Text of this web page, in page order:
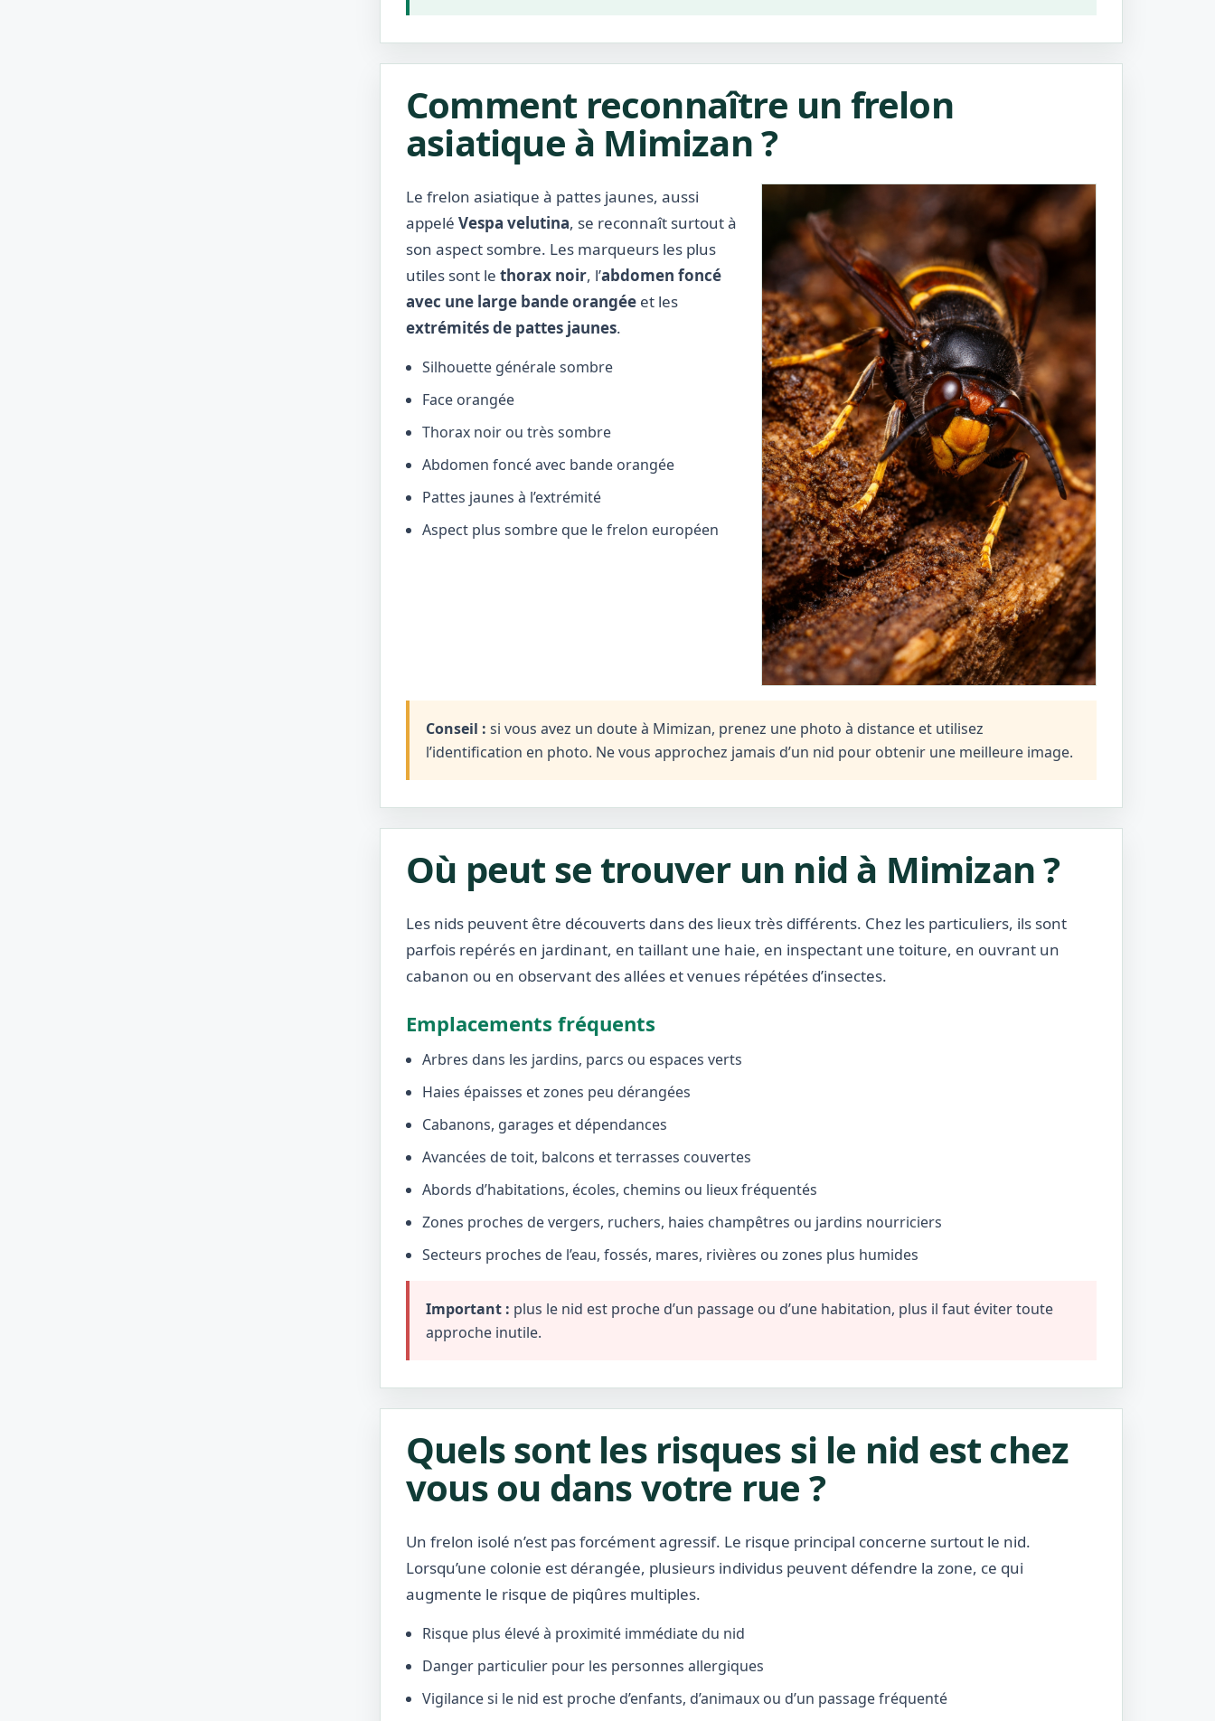
Comment reconnaître un frelon
asiatique à Mimizan ?
Le frelon asiatique à pattes jaunes, aussi
appelé Vespa velutina, se reconnaît surtout à
son aspect sombre. Les marqueurs les plus
utiles sont le thorax noir, l’abdomen foncé
avec une large bande orangée et les
extrémités de pattes jaunes.
Silhouette générale sombre
Face orangée
Thorax noir ou très sombre
Abdomen foncé avec bande orangée
Pattes jaunes à l’extrémité
Aspect plus sombre que le frelon européen
Conseil : si vous avez un doute à Mimizan, prenez une photo à distance et utilisez
l’identification en photo. Ne vous approchez jamais d’un nid pour obtenir une meilleure image.
Où peut se trouver un nid à Mimizan ?
Les nids peuvent être découverts dans des lieux très différents. Chez les particuliers, ils sont
parfois repérés en jardinant, en taillant une haie, en inspectant une toiture, en ouvrant un
cabanon ou en observant des allées et venues répétées d’insectes.
Emplacements fréquents
Arbres dans les jardins, parcs ou espaces verts
Haies épaisses et zones peu dérangées
Cabanons, garages et dépendances
Avancées de toit, balcons et terrasses couvertes
Abords d’habitations, écoles, chemins ou lieux fréquentés
Zones proches de vergers, ruchers, haies champêtres ou jardins nourriciers
Secteurs proches de l’eau, fossés, mares, rivières ou zones plus humides
Important : plus le nid est proche d’un passage ou d’une habitation, plus il faut éviter toute
approche inutile.
Quels sont les risques si le nid est chez
vous ou dans votre rue ?
Un frelon isolé n’est pas forcément agressif. Le risque principal concerne surtout le nid.
Lorsqu’une colonie est dérangée, plusieurs individus peuvent défendre la zone, ce qui
augmente le risque de piqûres multiples.
Risque plus élevé à proximité immédiate du nid
Danger particulier pour les personnes allergiques
Vigilance si le nid est proche d’enfants, d’animaux ou d’un passage fréquenté